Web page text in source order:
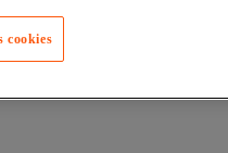
cookies